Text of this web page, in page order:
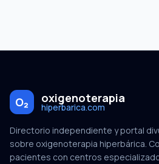
O₂ oxigenoterapia
hiperbarica.com
Directorio independiente y portal
sobre oxigenoterapia hiperbárica.
pacientes con centros